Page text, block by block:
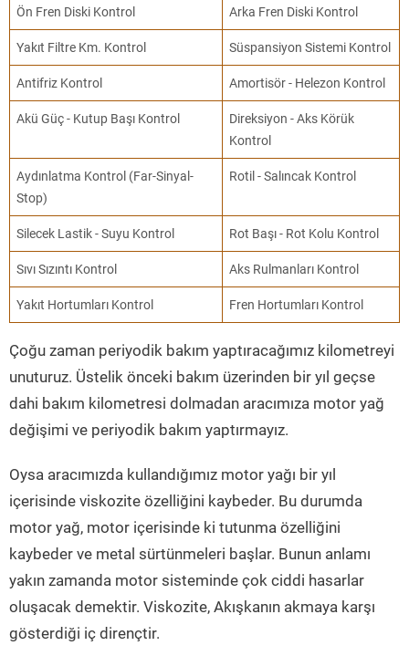
Ön Fren Diski Kontrol Arka Fren Diski Kontrol
Yakıt Filtre Km. Kontrol Süspansiyon Sistemi Kontrol
Antifriz Kontrol Amortisör - Helezon Kontrol
Akü Güç - Kutup Başı Kontrol
Direksiyon - Aks Körük
Kontrol
Aydınlatma Kontrol (Far-Sinyal-
Stop)
Rotil - Salıncak Kontrol
Silecek Lastik - Suyu Kontrol Rot Başı - Rot Kolu Kontrol
Sıvı Sızıntı Kontrol Aks Rulmanları Kontrol
Yakıt Hortumları Kontrol Fren Hortumları Kontrol
Çoğu zaman periyodik bakım yaptıracağımız kilometreyi
unuturuz. Üstelik önceki bakım üzerinden bir yıl geçse
dahi bakım kilometresi dolmadan aracımıza motor yağ
değişimi ve periyodik bakım yaptırmayız.
Oysa aracımızda kullandığımız motor yağı bir yıl
içerisinde viskozite özelliğini kaybeder. Bu durumda
motor yağ, motor içerisinde ki tutunma özelliğini
kaybeder ve metal sürtünmeleri başlar. Bunun anlamı
yakın zamanda motor sisteminde çok ciddi hasarlar
oluşacak demektir. Viskozite, Akışkanın akmaya karşı
gösterdiği iç dirençtir.